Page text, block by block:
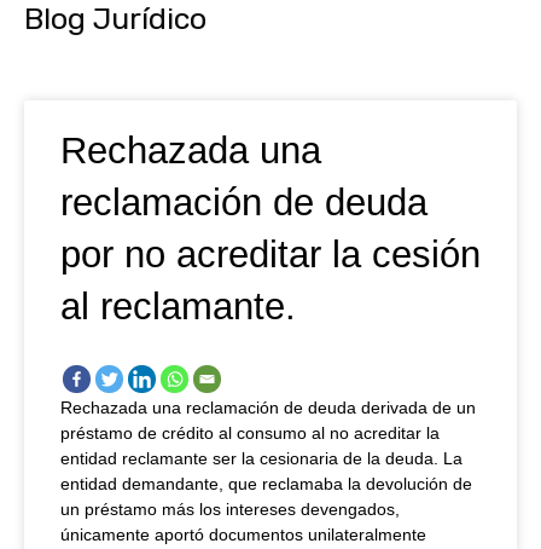
Blog Jurídico
Rechazada una
reclamación de deuda
por no acreditar la cesión
al reclamante.
Rechazada una reclamación de deuda derivada de un
préstamo de crédito al consumo al no acreditar la
entidad reclamante ser la cesionaria de la deuda. La
entidad demandante, que reclamaba la devolución de
un préstamo más los intereses devengados,
únicamente aportó documentos unilateralmente